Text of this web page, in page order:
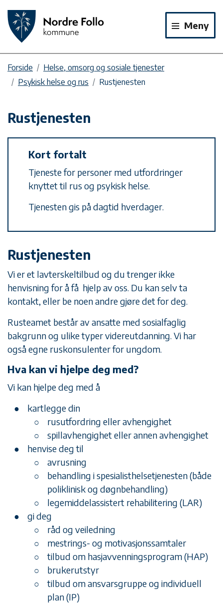
Meny
Forside
Helse, omsorg og sosiale tjenester
Psykisk helse og rus
Rustjenesten
Rustjenesten
Kort fortalt
Tjeneste for personer med utfordringer
knyttet til rus og psykisk helse.
Tjenesten gis på dagtid hverdager.
Rustjenesten
Vi er et lavterskeltilbud og du trenger ikke
henvisning for å få hjelp av oss. Du kan selv ta
kontakt, eller be noen andre gjøre det for deg.
Rusteamet består av ansatte med sosialfaglig
bakgrunn og ulike typer videreutdanning. Vi har
også egne ruskonsulenter for ungdom.
Hva kan vi hjelpe deg med?
Vi kan hjelpe deg med å
kartlegge din
rusutfordring eller avhengighet
spillavhengighet eller annen avhengighet
henvise deg til
avrusning
behandling i spesialisthelsetjenesten (både
poliklinisk og døgnbehandling)
legemiddelassistert rehabilitering (LAR)
gi deg
råd og veiledning
mestrings- og motivasjonssamtaler
tilbud om hasjavvenningsprogram (HAP)
brukerutstyr
tilbud om ansvarsgruppe og individuell
plan (IP)